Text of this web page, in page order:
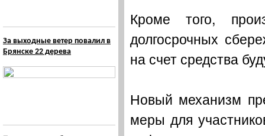
За выходные ветер повалил в
Брянске 22 дерева
Кроме того,
долгосрочных
на счет средства
Новый механизм
меры для